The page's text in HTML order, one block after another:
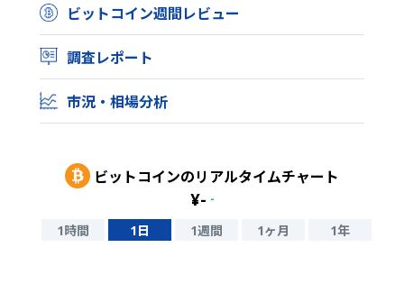
ビットコイン週間レビュー
調査レポート
市況・相場分析
ビットコインのリアルタイムチャート
¥- -
1時間 1日 1週間 1ヶ月 1年